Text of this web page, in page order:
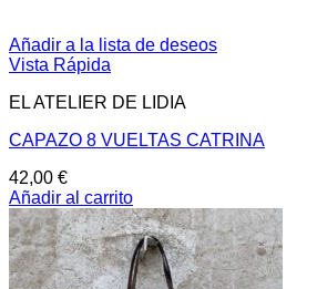
Añadir a la lista de deseos
Vista Rápida
EL ATELIER DE LIDIA
CAPAZO 8 VUELTAS CATRINA
42,00 €
Añadir al carrito